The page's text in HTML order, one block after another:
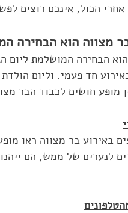
הכול, אינכם רוצים
מצווה הוא הבחירה
חד פעמי. וליום
מופע חושים לכבוד הבר
באירוע בר מצווה ראו
לנערים של ממש, הם